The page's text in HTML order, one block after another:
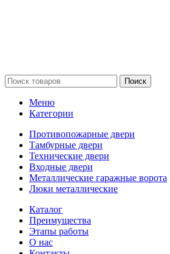
Поиск
Меню
Категории
Противопожарные двери
Тамбурные двери
Технические двери
Входные двери
Металлические гаражные ворота
Люки металлические
Каталог
Преимущества
Этапы работы
О нас